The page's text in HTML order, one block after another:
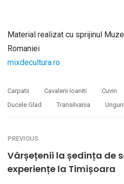
Material realizat cu sprijinul
Romaniei
mixdecultura.ro
Carpatii Cavalerii Ioaniti
Cuvin
Ducele Glad
Transilvania Ungurii
PREVIOUS
Vârșețenii la ședința de
experiențe la Timișoara